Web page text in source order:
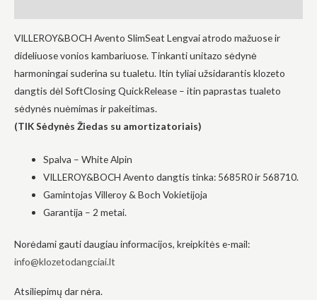
VILLEROY&BOCH Avento SlimSeat Lengvai atrodo mažuose ir
dideliuose vonios kambariuose. Tinkanti unitazo sėdynė
harmoningai suderina su tualetu. Itin tyliai užsidarantis klozeto
dangtis dėl SoftClosing QuickRelease – itin paprastas tualeto
sėdynės nuėmimas ir pakeitimas.
(TIK Sėdynės Žiedas su amortizatoriais)
Spalva – White Alpin
VILLEROY&BOCH Avento dangtis tinka: 5685R0 ir 568710.
Gamintojas Villeroy & Boch Vokietijoja
Garantija – 2 metai.
Norėdami gauti daugiau informacijos, kreipkitės e-mail:
info@klozetodangciai.lt
Atsiliepimų dar nėra.
į tai, kaip
svetainė yra
naudojama.
Patirtis
Kad mūsų
svetainė
veiktų kuo
metu. Jei
atsisakysite
kai kurios
funkcijos iš
Dalindamiesi